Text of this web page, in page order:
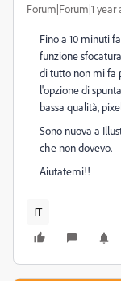
Forum|Forum|1 year
Fino a 10 minuti
funzione
di tutto non mi fa
l'opzione di
bassa qualità,
Sono nuova a
che non dovevo.
Aiutatemi!!
IT